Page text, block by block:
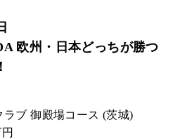
欧州・日本どっちが勝つ
ラブ 御殿場コース (茨城)